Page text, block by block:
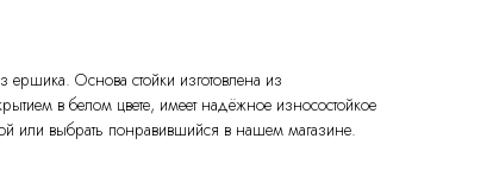
ершика. Основа стойки изготовлена из
в белом цвете, имеет надёжное износостойкое
или выбрать понравившийся в нашем магазине.